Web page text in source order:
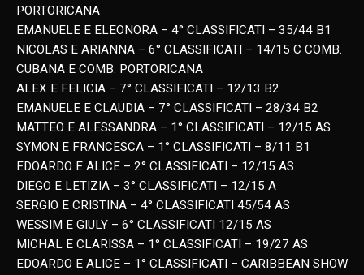
PORTORICANA
EMANUELE E ELEONORA – 4° CLASSIFICATI – 35/44 B1
NICOLAS E ARIANNA – 6° CLASSIFICATI – 14/15 C COMB.
CUBANA E COMB. PORTORICANA
ALEX E FELICIA – 7° CLASSIFICATI – 12/13 B2
EMANUELE E CLAUDIA – 7° CLASSIFICATI – 28/34 B2
MATTEO E ALESSANDRA – 1° CLASSIFICATI – 12/15 AS
SYMON E FRANCESCA – 1° CLASSIFICATI – 8/11 B1
EDOARDO E ALICE – 2° CLASSIFICATI – 12/15 AS
DIEGO E LETIZIA – 3° CLASSIFICATI – 12/15 A
SERGIO E CRISTINA – 4° CLASSIFICATI 45/54 AS
WESSIM E GIULY – 6° CLASSIFICATI 12/15 AS
MICHAL E CLARISSA – 1° CLASSIFICATI – 19/27 AS
EDOARDO E ALICE – 1° CLASSIFICATI – CARIBBEAN SHOW